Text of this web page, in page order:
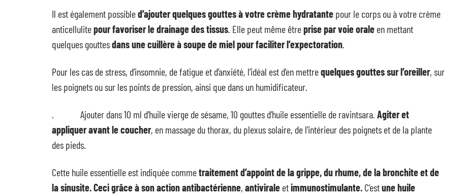
Il est également possibled’ajouter quelques gouttes à votre crème hydratante pour le corps ou à votre crème
anticellulitepour favoriser le drainage des tissus. Elle peut même êtreprise par voie orale en mettant
quelques gouttesdans une cuillère à soupe de miel pour faciliter l’expectoration.
Pour les cas de stress, d’insomnie, de fatigue et d’anxiété, l’idéal est d’en mettrequelques gouttes sur l’oreiller, sur
les poignets ou sur les points de pression, ainsi que dans un humidificateur.
. Ajouter dans 10 ml d’huile vierge de sésame, 10 gouttes d’huile essentielle de ravintsara. Agiter et
appliquer avant le coucher, en massage du thorax, du plexus solaire, de l’intérieur des poignets et de la plante
des pieds.
Cette huile essentielle est indiquée commetraitement d’appoint de la grippe, du rhume, de la bronchite et de
la sinusite. Ceci grâce à son action antibactérienne, antivirale etimmunostimulante. C’estune huile